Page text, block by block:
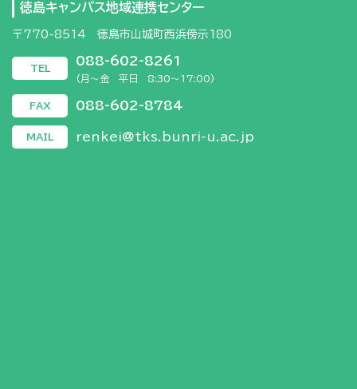
徳島キャンパス地域連携センター
〒770-8514 徳島市山城町西浜傍示180
TEL
088-602-8261
(月～金 平日 8:30～17:00)
FAX 088-602-8784
MAIL renkei@tks.bunri-u.ac.jp